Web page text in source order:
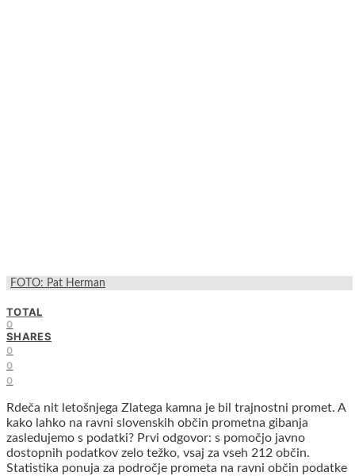
FOTO: Pat Herman
TOTAL
0
SHARES
0
0
0
Rdeča nit letošnjega Zlatega kamna je bil trajnostni promet. A
kako lahko na ravni slovenskih občin prometna gibanja
zasledujemo s podatki? Prvi odgovor: s pomočjo javno
dostopnih podatkov zelo težko, vsaj za vseh 212 občin.
Statistika ponuja za področje prometa na ravni občin podatke